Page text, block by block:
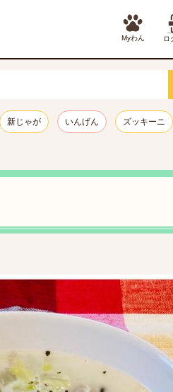
Myわん ロ
新じゃが いんげん ズッキーニ